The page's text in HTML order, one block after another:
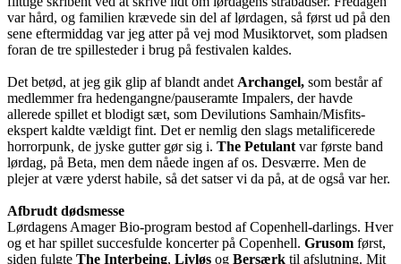
var hård, og familien krævede sin del af lørdagen, så først ud på den
sene eftermiddag var jeg atter på vej mod Musiktorvet, som pladsen
foran de tre spillesteder i brug på festivalen kaldes.
Det betød, at jeg gik glip af blandt andet Archangel, som består af
medlemmer fra hedengangne/pauseramte Impalers, der havde
allerede spillet et blodigt sæt, som Devilutions Samhain/Misfits-
ekspert kaldte vældigt fint. Det er nemlig den slags metalificerede
horrorpunk, de jyske gutter gør sig i. The Petulant var første band
lørdag, på Beta, men dem nåede ingen af os. Desværre. Men de
plejer at være yderst habile, så det satser vi da på, at de også var her.
Afbrudt dødsmesse
Lørdagens Amager Bio-program bestod af Copenhell-darlings. Hver
og et har spillet succesfulde koncerter på Copenhell. Grusom først,
siden fulgte The Interbeing, Livløs og Bersærk til afslutning. Mit